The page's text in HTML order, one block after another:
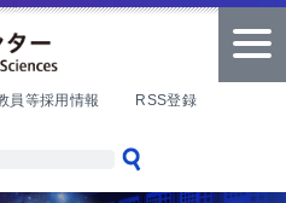
員等採用情報
RSS登録